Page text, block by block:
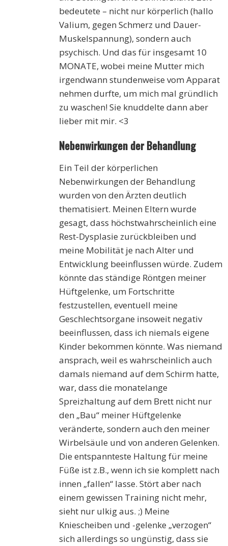
bedeutete – nicht nur körperlich (hallo
Valium, gegen Schmerz und Dauer-
Muskelspannung), sondern auch
psychisch. Und das für insgesamt 10
MONATE, wobei meine Mutter mich
irgendwann stundenweise vom Apparat
nehmen durfte, um mich mal gründlich
zu waschen! Sie knuddelte dann aber
lieber mit mir. <3
Nebenwirkungen der Behandlung
Ein Teil der körperlichen
Nebenwirkungen der Behandlung
wurden von den Ärzten deutlich
thematisiert. Meinen Eltern wurde
gesagt, dass höchstwahrscheinlich eine
Rest-Dysplasie zurückbleiben und
meine Mobilität je nach Alter und
Entwicklung beeinflussen würde. Zudem
könnte das ständige Röntgen meiner
Hüftgelenke, um Fortschritte
festzustellen, eventuell meine
Geschlechtsorgane insoweit negativ
beeinflussen, dass ich niemals eigene
Kinder bekommen könnte. Was niemand
ansprach, weil es wahrscheinlich auch
damals niemand auf dem Schirm hatte,
war, dass die monatelange
Spreizhaltung auf dem Brett nicht nur
den „Bau“ meiner Hüftgelenke
veränderte, sondern auch den meiner
Wirbelsäule und von anderen Gelenken.
Die entspannteste Haltung für meine
Füße ist z.B., wenn ich sie komplett nach
innen „fallen“ lasse. Stört aber nach
einem gewissen Training nicht mehr,
sieht nur ulkig aus. ;) Meine
Kniescheiben und -gelenke „verzogen“
sich allerdings so ungünstig, dass sie